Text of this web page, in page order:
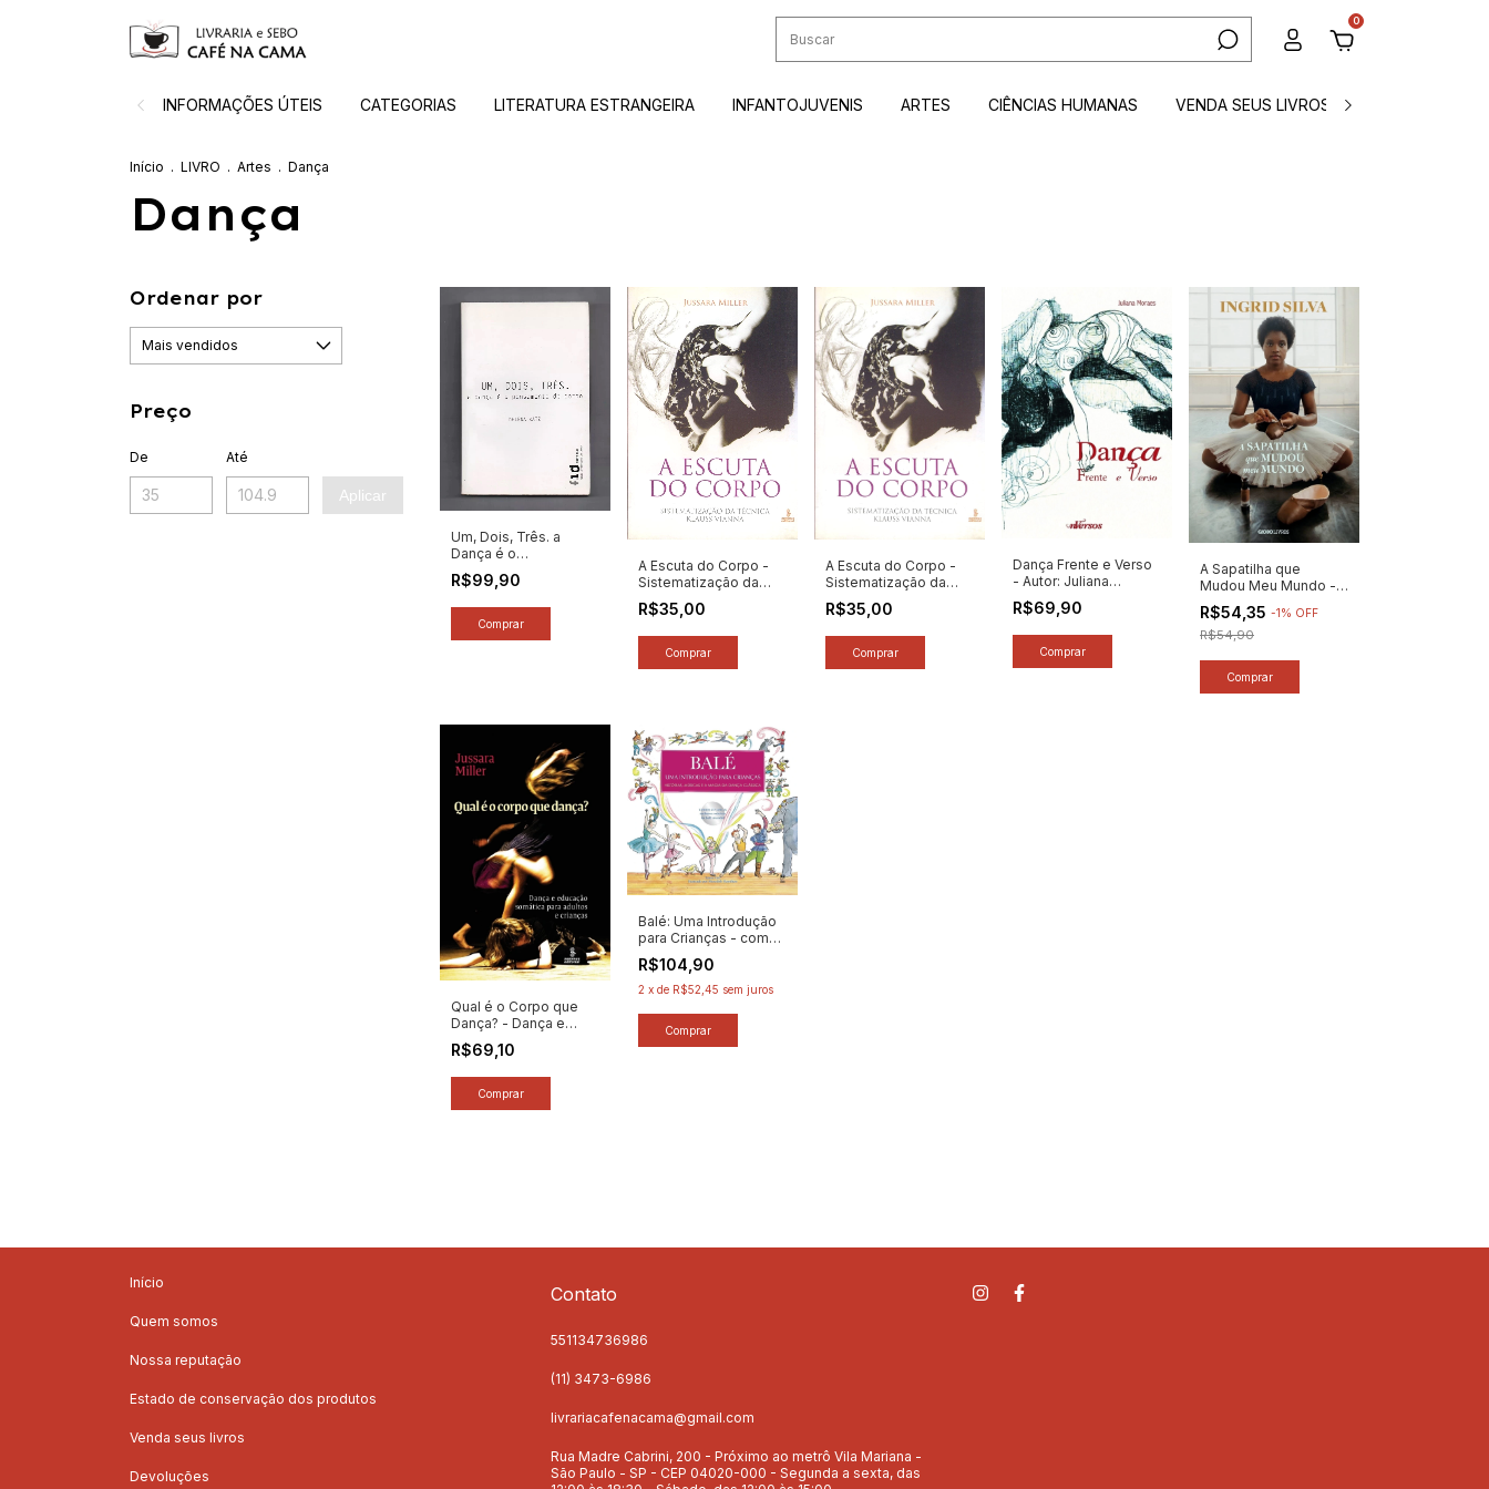
0
INFORMAÇÕES ÚTEIS CATEGORIAS LITERATURA ESTRANGEIRA INFANTOJUVENIS ARTES CIÊNCIAS HUMANAS VENDA SEUS LIVROS
Início . LIVRO . Artes . Dança
Dança
Ordenar por
Preço
De Até
Aplicar
Um, Dois, Três. a
Dança é o
Pensamento do Corpo
- Autor: Helena Katz
(2005) [usado]
R$99,90
A Escuta do Corpo -
Sistematização da
Técnica Klaus Vianna -
Autor: Jussara Corrêa
[seminovo]
R$35,00
A Escuta do Corpo -
Sistematização da
Técnica Klaus Vianna -
Autor: Jussara Corrêa
[seminovo]
R$35,00
Dança Frente e Verso
- Autor: Juliana
Moraes (2013) [usado]
R$69,90
A Sapatilha que
Mudou Meu Mundo -
Autor: Ingrid Silva
(2021) [novo]
R$54,35 -1% OFF
R$54,90
Qual é o Corpo que
Dança? - Dança e
Educação Somática
para Adultos e
Jussara Miller (2022)
R$69,10
Balé: Uma Introdução
para Crianças - com
Cd - Autor: Laura Lee /
Meredith Hamilton
(2012) [novo]
R$104,90
2 x de R$52,45 sem juros
Início
Quem somos
Nossa reputação
Estado de conservação dos produtos
Venda seus livros
Devoluções
Contato
551134736986
(11) 3473-6986
livrariacafenacama@gmail.com
Rua Madre Cabrini, 200 - Próximo ao metrô Vila Mariana -
São Paulo - SP - CEP 04020-000 - Segunda a sexta, das